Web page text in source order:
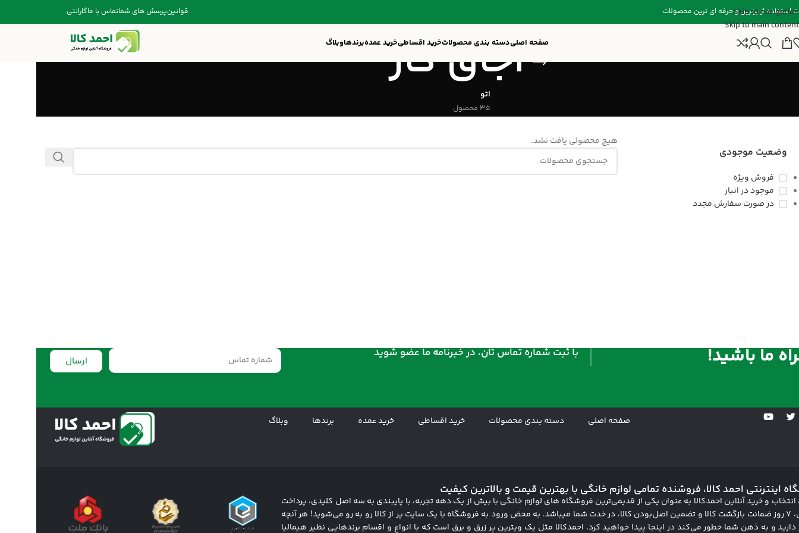
Skip to navigation
Skip to main content
استفاده از برترین و حرفه ای ترین محصولات قوانینپرسش های شماتماس با ماگارانتی
صفحه اصلیدسته بندی محصولاتخرید اقساطیخرید عمدهبرندهاوبلاگ اجاق گاز
اتو
35 محصول
وضعیت موجودی
فروش ویژه
موجود در انبار
در صورت سفارش مجدد
هیچ محصولی یافت نشد.
ما باشید! با ثبت شماره تماس تان، در خبرنامه ما عضو شوید
ارسال
صفحه اصلی دسته بندی محصولات خرید اقساطی خرید عمده برندها وبلاگ
اینترنتی احمد کالا، فروشنده تمامی لوازم خانگی با بهترین قیمت و بالاترین کیفیت
انتخاب و خرید آنلاین احمدکالا به عنوان یکی از قدیمی‌ترین فروشگاه های لوازم خانگی با بیش از یک دهه تجربه، با پایبندی به سه اصل کلیدی، پرداخت
در محل، 7 روز ضمانت بازگشت کالا و تضمین اصل‌بودن کالا، در خدت شما میباشد. به محض ورود به فروشگاه با یک سایت پر از کالا رو به رو می‌شوید! هر آنچه
دارید و به ذهن شما خطور می‌کند در اینجا پیدا خواهید کرد. احمدکالا مثل یک ویترین پر زرق و برق است که با انواع و اقسام برندهایی نظیر هیمالیا